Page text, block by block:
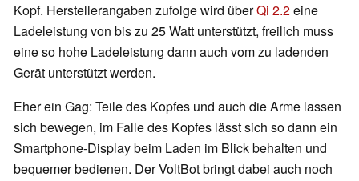
Kopf. Herstellerangaben zufolge wird überQi 2.2eine
Ladeleistung von bis zu 25 Watt unterstützt, freilich muss
eine so hohe Ladeleistung dann auch vom zu ladenden
Gerät unterstützt werden.
Eher ein Gag: Teile des Kopfes und auch die Arme lassen
sich bewegen, im Falle des Kopfes lässt sich so dann ein
Smartphone-Display beim Laden im Blick behalten und
bequemer bedienen. Der VoltBot bringt dabei auch noch